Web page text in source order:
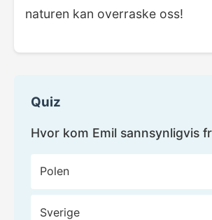
naturen kan overraske oss!
Quiz
Hvor kom Emil sannsynligvis
Polen
Sverige